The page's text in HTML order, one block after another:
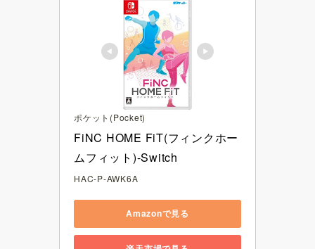
ポケット(Pocket)
FiNC HOME FiT(フィンクホー
ムフィット)-Switch
HAC-P-AWK6A
Amazonで見る